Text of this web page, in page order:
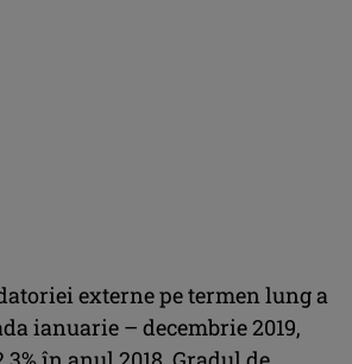
externe pe termen lung a
ianuarie – decembrie 2019,